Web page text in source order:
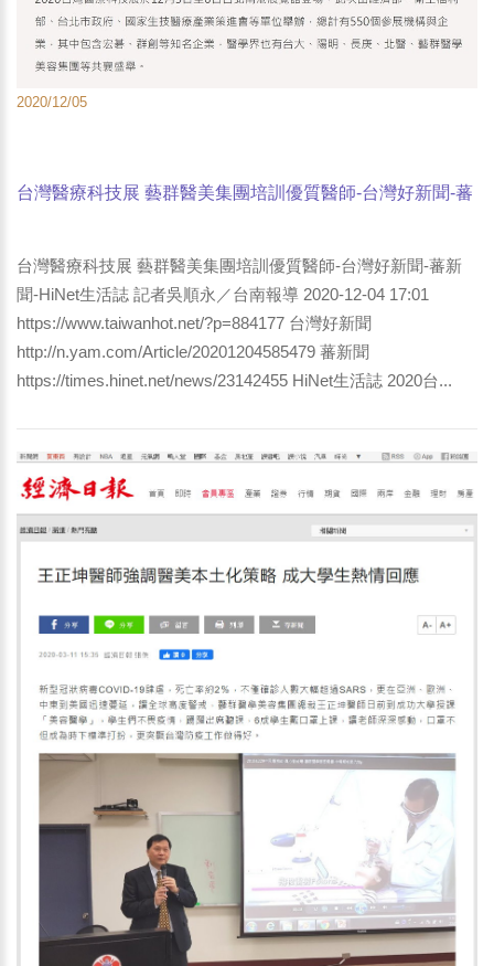
2020/12/05
台灣醫療科技展 藝群醫美集團培訓優質醫師-台灣好新聞-蕃
台灣醫療科技展 藝群醫美集團培訓優質醫師-台灣好新聞-蕃新
聞-HiNet生活誌 記者吳順永／台南報導 2020-12-04 17:01
https://www.taiwanhot.net/?p=884177 台灣好新聞
http://n.yam.com/Article/20201204585479 蕃新聞
https://times.hinet.net/news/23142455 HiNet生活誌 2020台...